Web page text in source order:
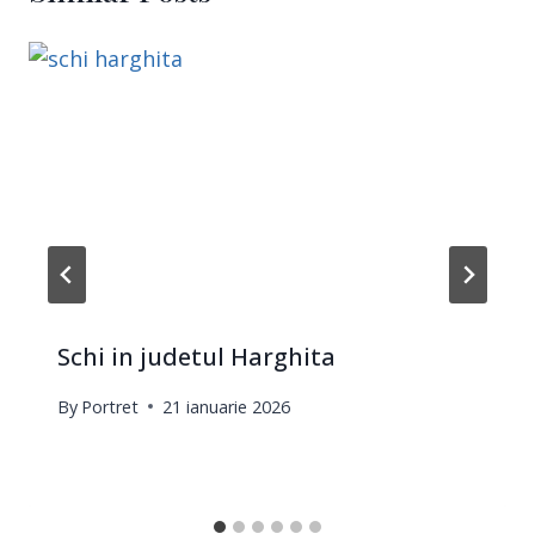
Schi in judetul Harghita
By Portret 21 ianuarie 2026